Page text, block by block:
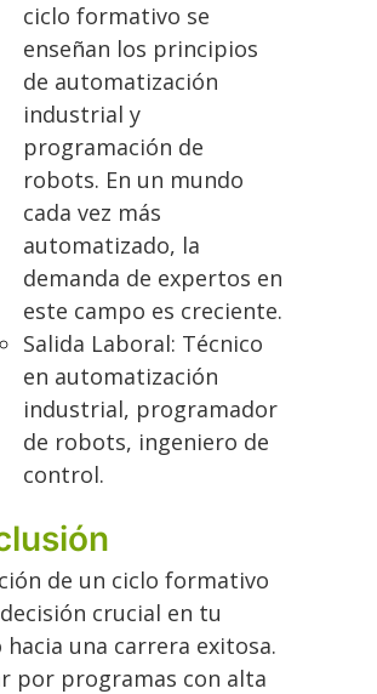
ciclo formativo se
enseñan los principios
de automatización
industrial y
programación de
robots. En un mundo
cada vez más
automatizado, la
demanda de expertos en
este campo es creciente.
Salida Laboral: Técnico
en automatización
industrial, programador
de robots, ingeniero de
control.
de un ciclo formativo
crucial en tu
hacia una carrera exitosa.
por programas con alta